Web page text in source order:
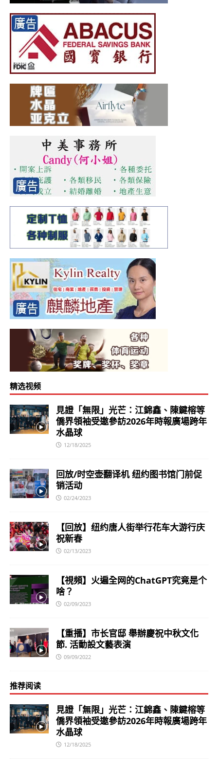
精选视频
見證「無限」光芒：江錦鑫、陳鍵榕等
僑界領袖受邀參訪2026年時報廣場跨年
水晶球
12/18/2025
回放/时空壶翻译机 纽约图书馆门前促
销活动
02/24/2023
【回放】纽约唐人街举行花车大游行庆
祝新春
02/13/2023
【視頻】火遍全网的ChatGPT究竟是个
啥？
02/09/2023
【重播】市长官邸 舉辦慶祝中秋文化
節. 活動設文藝表演
09/09/2022
推荐阅读
見證「無限」光芒：江錦鑫、陳鍵榕等
僑界領袖受邀參訪2026年時報廣場跨年
水晶球
12/18/2025